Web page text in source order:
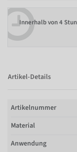
Innerhalb von4
Artikel-Details
Artikelnummer
Material
Anwendung